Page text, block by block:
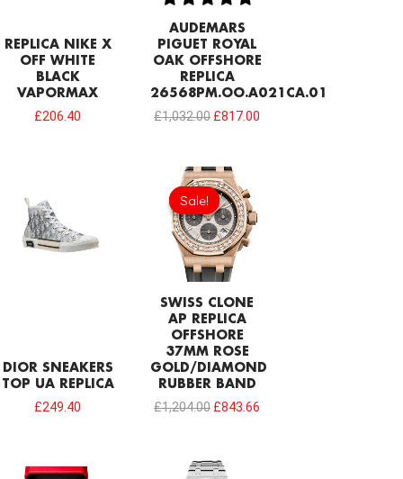
REPLICA NIKE X
OFF WHITE
BLACK
VAPORMAX
£206.40
AUDEMARS
PIGUET ROYAL
OAK OFFSHORE
REPLICA
26568PM.OO.A021CA.01
£1,032.00 £817.00
DIOR SNEAKERS
TOP UA REPLICA
£249.40
Sale!
Sale!
SWISS CLONE
AP REPLICA
OFFSHORE
37MM ROSE
GOLD/DIAMOND
RUBBER BAND
£1,204.00
Original
price
was:
£1,204.00.
£843.66